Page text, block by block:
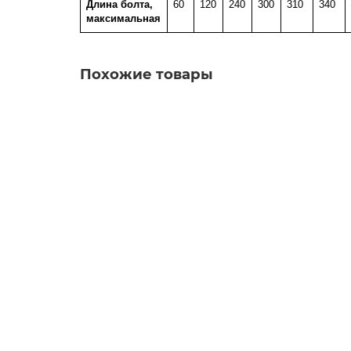
Длина болта,
максимальная
60 120 240 300 310 340
Похожие товары